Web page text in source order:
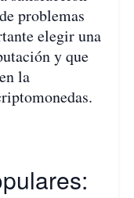
problemas
elegir una
y que
la